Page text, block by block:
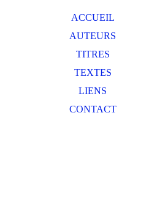
ACCUEIL
AUTEURS
TITRES
TEXTES
LIENS
CONTACT